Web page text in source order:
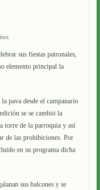
sus fiestas patronales,
elemento principal la
pava desde el campanario
se se cambió la
torre de la parroquia y así
de las prohibiciones. Por
en su programa dicha
sus balcones y se